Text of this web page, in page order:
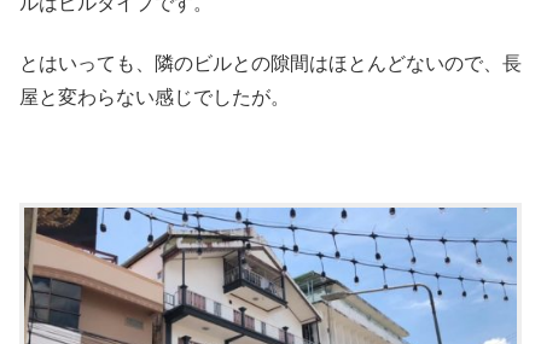
とはいっても、隣のビルとの隙間はほとんどないので、長
屋と変わらない感じでしたが。